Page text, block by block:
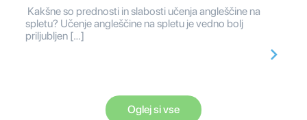
Kakšne so prednosti in slabosti učenja angleščine na
spletu? Učenje angleščine na spletu je vedno bolj
priljubljen […]
Oglej si vse